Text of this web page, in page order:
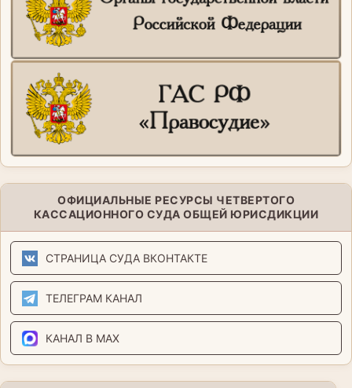
ОФИЦИАЛЬНЫЕ РЕСУРСЫ ЧЕТВЕРТОГО
КАССАЦИОННОГО СУДА ОБЩЕЙ ЮРИСДИКЦИИ
СТРАНИЦА СУДА ВКОНТАКТЕ
ТЕЛЕГРАМ КАНАЛ
КАНАЛ В MAX